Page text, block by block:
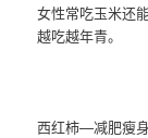
女性常吃玉米还
越吃越年青。
西红柿—减肥瘦